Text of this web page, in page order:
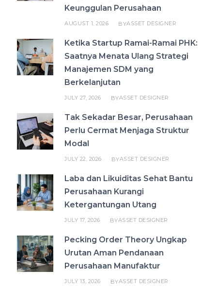
Keunggulan Perusahaan
AUGUST 1, 2026 BYASSET DESIGNER
Ketika Startup Ramai-Ramai PHK:
Saatnya Menata Ulang Strategi
Manajemen SDM yang
Berkelanjutan
JULY 27, 2026 BYASSET DESIGNER
Tak Sekadar Besar, Perusahaan
Perlu Cermat Menjaga Struktur
Modal
JULY 22, 2026 BYASSET DESIGNER
Laba dan Likuiditas Sehat Bantu
Perusahaan Kurangi
Ketergantungan Utang
JULY 17, 2026 BYASSET DESIGNER
Pecking Order Theory Ungkap
Urutan Aman Pendanaan
Perusahaan Manufaktur
JULY 13, 2026 BYASSET DESIGNER